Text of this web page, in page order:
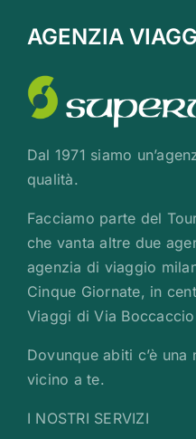
AGENZIA
Dal 1971 siamo
qualità.
Facciamo parte del
che vanta altre due
agenzia di viaggio
Cinque Giornate, in
Viaggi di Via Boccaccio
Dovunque abiti c’è
vicino a te.
I NOSTRI SERVIZI